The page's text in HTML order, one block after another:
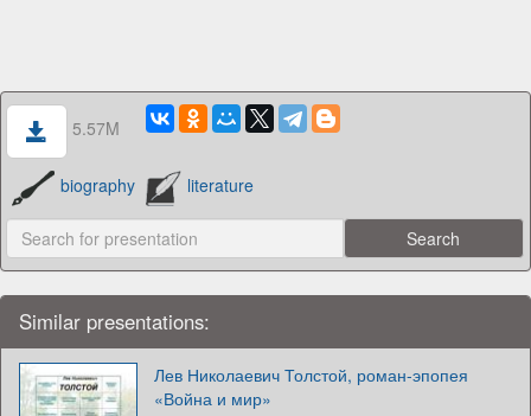
5.57M
biography literature
Similar presentations:
Лев Николаевич Толстой, роман-эпопея
«Война и мир»